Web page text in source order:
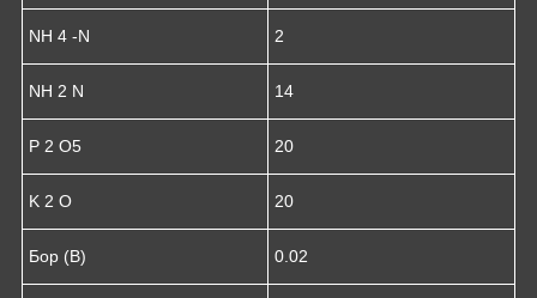
NH 4 -N 2
NH 2 N 14
P 2 O5 20
K 2 O 20
Бор (В) 0.02